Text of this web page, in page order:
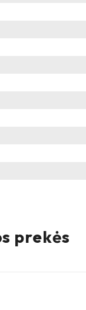
prekės